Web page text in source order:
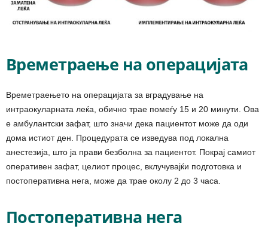
Времетраење на операцијата
Времетраењето на операцијата за вградување на
интраокуларната леќа, обично трае помеѓу 15 и 20 минути. Ова
е амбулантски зафат, што значи дека пациентот може да оди
дома истиот ден. Процедурата се изведува под локална
анестезија, што ја прави безболна за пациентот. Покрај самиот
оперативен зафат, целиот процес, вклучувајќи подготовка и
постоперативна нега, може да трае околу 2 до 3 часа.
Постоперативна нега